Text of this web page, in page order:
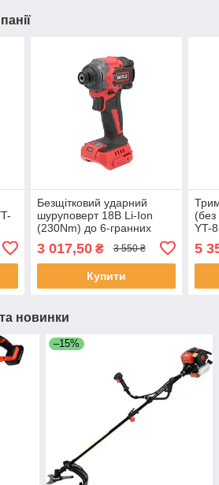
Безщітковий ударний
шуруповерт 18В Li-Ion
(230Nm) до 6-гранних
акумулятора) Yato YT-
82799
3 017,50₴ 3 550 ₴
Купити
YT-
5
новинки
–15%